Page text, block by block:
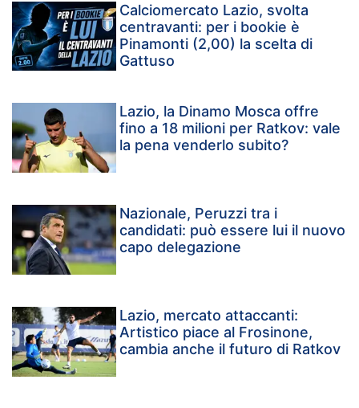
Calciomercato Lazio, svolta
centravanti: per i bookie è
Pinamonti (2,00) la scelta di
Gattuso
Lazio, la Dinamo Mosca offre
fino a 18 milioni per Ratkov: vale
la pena venderlo subito?
Nazionale, Peruzzi tra i
candidati: può essere lui il nuovo
capo delegazione
Lazio, mercato attaccanti:
Artistico piace al Frosinone,
cambia anche il futuro di Ratkov